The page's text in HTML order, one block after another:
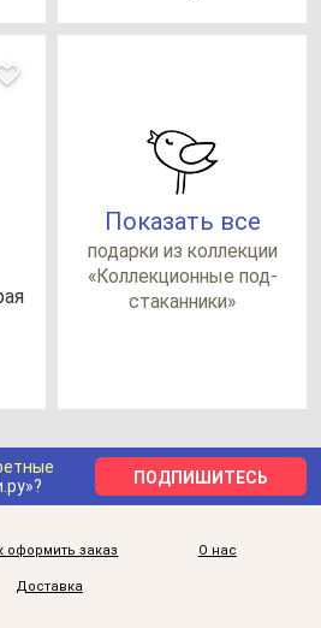
Показать все
по­дар­ки из кол­лек­ции
«Кол­лек­ци­он­ные под­
ста­кан­ни­ки»
ПОДПИШИТЕСЬ
оформить заказ О нас
Доставка